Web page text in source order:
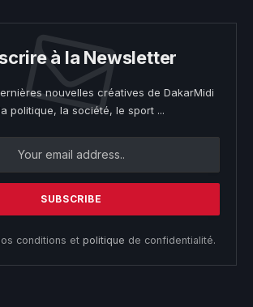
à la Newsletter
nouvelles créatives de DakarMidi
politique, la société, le sport ...
conditions et politique de confidentialité.